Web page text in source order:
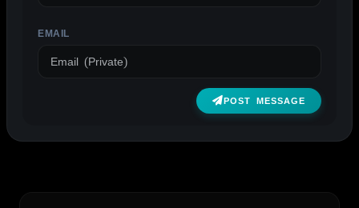
EMAIL
POST MESSAGE